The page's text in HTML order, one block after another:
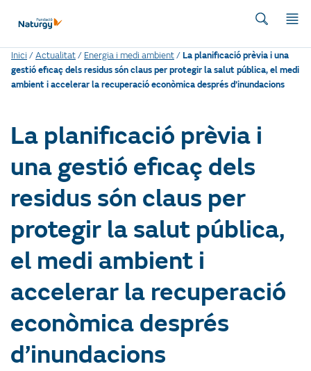
Inici /Actualitat/ Energia i medi ambient/La planificació prèvia i una
gestió eficaç dels residus són claus per protegir la salut pública, el medi
ambient i accelerar la recuperació econòmica després d’inundacions
La planificació prèvia i
una gestió eficaç dels
residus són claus per
protegir la salut pública,
el medi ambient i
accelerar la recuperació
econòmica després
d’inundacions